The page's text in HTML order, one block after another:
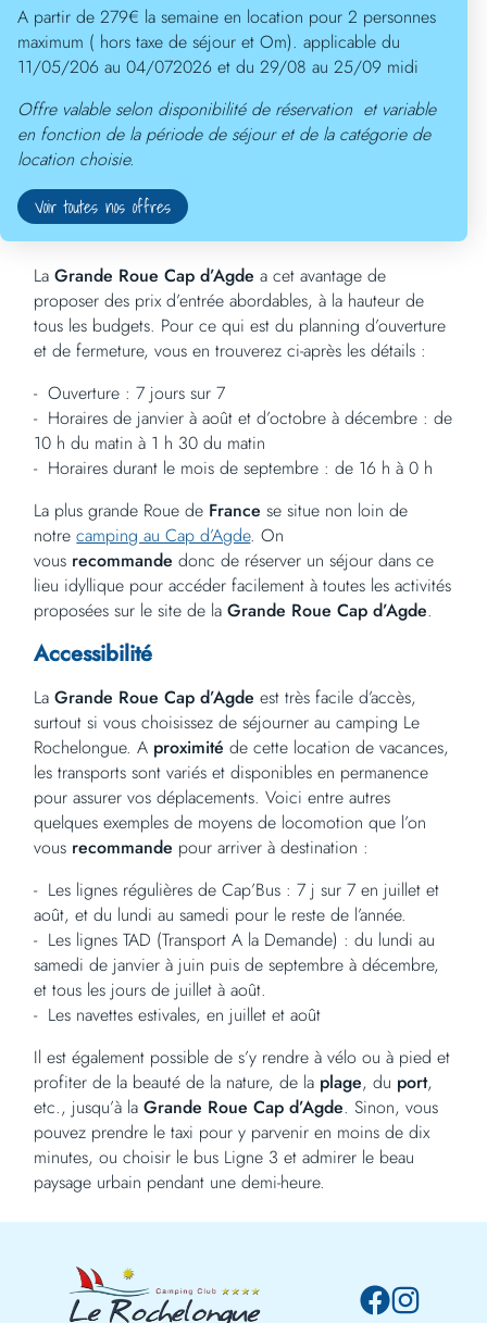
A partir de 279€ la semaine en location pour 2 personnes
maximum ( hors taxe de séjour et Om). applicable du
11/05/206 au 04/072026 et du 29/08 au 25/09 midi
Offre valable selon disponibilité de réservation et variable
en fonction de la période de séjour et de la catégorie de
location choisie.
Voir toutes nos offres
pour laisser la première place à laGrande Roue Cap
d’Agde . Pendant que toutes les autres structures ne
dépassent pas les 36 mètres, la nouvelle « numéro 1 » des
mètres. Elle compte en tout 36 nacelles de six places,
convenant aussi bien aux adultes qu’aux enfants. Quant aux
tarifs appliqués, ils varient en fonction de la taille de
chaque personne.
Horaires
LaGrande Roue Cap d’Agde a cet avantage de
proposer des prix d’entrée abordables, à la hauteur de
tous les budgets. Pour ce qui est du planning d’ouverture
et de fermeture, vous en trouverez ci-après les détails :
Ouverture : 7 jours sur 7
Horaires de janvier à août et d’octobre à décembre : de
10 h du matin à 1 h 30 du matin
Horaires durant le mois de septembre : de 16 h à 0 h
La plus grande Roue de France se situe non loin de
notrecamping au Cap d’Agde. On
vous recommande donc de réserver un séjour dans ce
lieu idyllique pour accéder facilement à toutes les activités
proposées sur le site de laGrande Roue Cap d’Agde.
Accessibilité
LaGrande Roue Cap d’Agde est très facile d’accès,
surtout si vous choisissez de séjourner au camping Le
Rochelongue. A proximité de cette location de vacances,
les transports sont variés et disponibles en permanence
pour assurer vos déplacements. Voici entre autres
quelques exemples de moyens de locomotion que l’on
vous recommande pour arriver à destination :
Les lignes régulières de Cap’Bus : 7 j sur 7 en juillet et
août, et du lundi au samedi pour le reste de l’année.
Les lignes TAD (Transport A la Demande) : du lundi au
samedi de janvier à juin puis de septembre à décembre,
et tous les jours de juillet à août.
Les navettes estivales, en juillet et août
Il est également possible de s’y rendre à vélo ou à pied et
profiter de la beauté de la nature, de la plage, du port,
etc., jusqu’à laGrande Roue Cap d’Agde. Sinon, vous
pouvez prendre le taxi pour y parvenir en moins de dix
minutes, ou choisir le bus Ligne 3 et admirer le beau
paysage urbain pendant une demi-heure.